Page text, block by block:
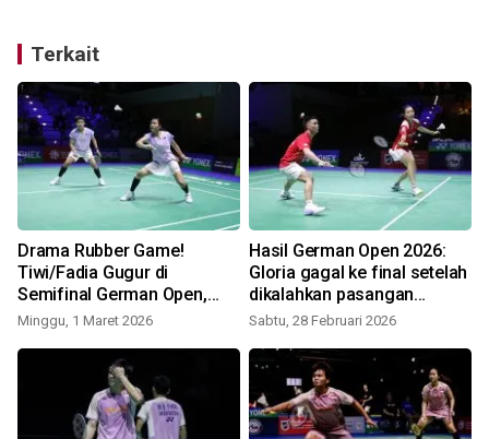
Terkait
Drama Rubber Game!
Tiwi/Fadia Gugur di
Semifinal German Open,
Fokus Alihkan ke All England
Minggu, 1 Maret 2026
Hasil German Open 2026:
Gloria gagal ke final setelah
dikalahkan pasangan
Denmark
Sabtu, 28 Februari 2026